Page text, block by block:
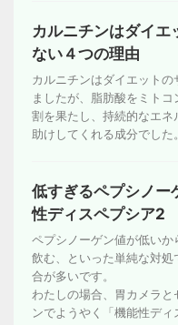
カルニチンはダイエ
ない４つの理由
カルニチンはダイエット
ましたが、脂肪酸をミト
割を果たし、持続的なエネ
助けしてくれる成分でした。
低すぎるペプシノー
性ディスペプシア2
ペプシノーゲン値が低いか
飲む、といった単純な対処
合が多いです。
わたしの場合、胃カメラと
ンでようやく「機能性ディ